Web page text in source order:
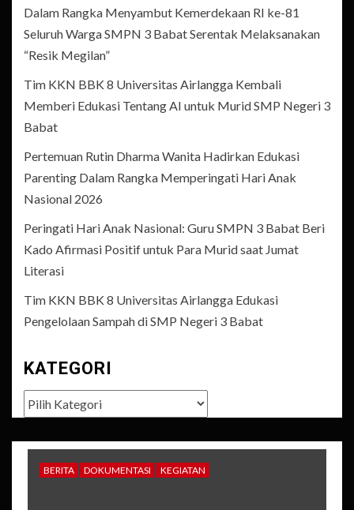
Dalam Rangka Menyambut Kemerdekaan RI ke-81
Seluruh Warga SMPN 3 Babat Serentak Melaksanakan
“Resik Megilan”
Tim KKN BBK 8 Universitas Airlangga Kembali
Memberi Edukasi Tentang AI untuk Murid SMP Negeri 3
Babat
Pertemuan Rutin Dharma Wanita Hadirkan Edukasi
Parenting Dalam Rangka Memperingati Hari Anak
Nasional 2026
Peringati Hari Anak Nasional: Guru SMPN 3 Babat Beri
Kado Afirmasi Positif untuk Para Murid saat Jumat
Literasi
Tim KKN BBK 8 Universitas Airlangga Edukasi
Pengelolaan Sampah di SMP Negeri 3 Babat
KATEGORI
Kategori
BERITA DOKUMENTASI KEGIATAN